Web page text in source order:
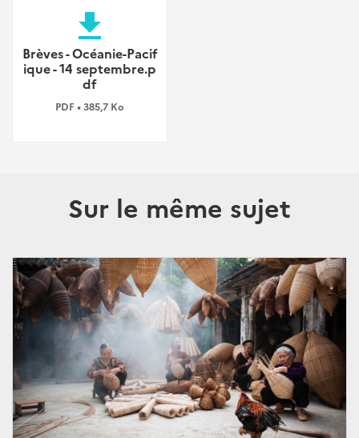
file_download
Brèves - Océanie-Pacif
ique - 14 septembre.p
df
PDF • 385,7 Ko
Sur le même sujet